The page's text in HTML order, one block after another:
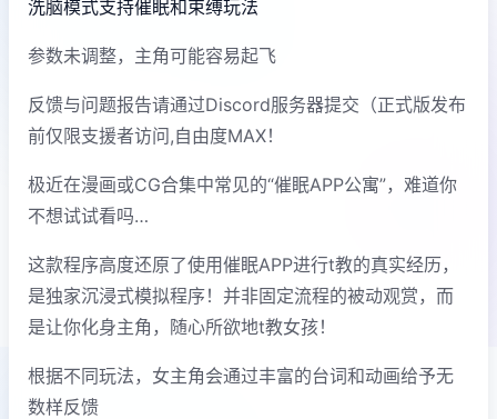
洗脑模式支持催眠和束缚玩法
参数未调整，主角可能容易起飞
反馈与问题报告请通过Discord服务器提交（正式版发布
前仅限支援者访问,自由度MAX！
极近在漫画或CG合集中常见的“催眠APP公寓”，难道你
不想试试看吗…
这款程序高度还原了使用催眠APP进行t教的真实经历，
是独家沉浸式模拟程序！并非固定流程的被动观赏，而
是让你化身主角，随心所欲地t教女孩！
根据不同玩法，女主角会通过丰富的台词和动画给予无
数样反馈